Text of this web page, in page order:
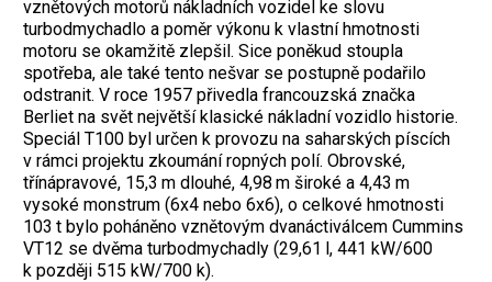
vznětových motorů nákladních vozidel ke slovu
turbodmychadlo a poměr výkonu k vlastní hmotnosti
motoru se okamžitě zlepšil. Sice poněkud stoupla
spotřeba, ale také tento nešvar se postupně podařilo
odstranit. V roce 1957 přivedla francouzská značka
Berliet na svět největší klasické nákladní vozidlo historie.
Speciál T100 byl určen k provozu na saharských píscích
v rámci projektu zkoumání ropných polí. Obrovské,
třínápravové, 15,3 m dlouhé, 4,98 m široké a 4,43 m
vysoké monstrum (6x4 nebo 6x6), o celkové hmotnosti
103 t bylo poháněno vznětovým dvanáctiválcem Cummins
VT12 se dvěma turbodmychadly (29,61 l, 441 kW/600
k později 515 kW/700 k).